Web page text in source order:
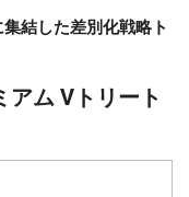
結した差別化戦略ト
アム Vトリート